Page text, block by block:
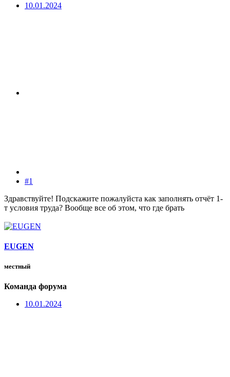
10.01.2024
#1
Здравствуйте! Подскажите пожалуйста как заполнять отчёт 1-
т условия труда? Вообще все об этом, что где брать
EUGEN
местный
Команда форума
10.01.2024